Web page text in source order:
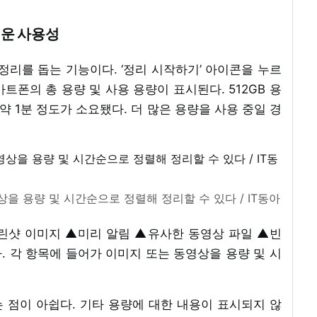
사용성
를 돕는 기능이다. ‘정리 시작하기’ 아이콘을 누르
폰의 총 용량 및 사용 용량이 표시된다. 512GB 용
1분 정도가 소요됐다. 더 많은 용량을 사용 중일 경
용량 및 시간순으로 정렬해 정리할 수 있다 / IT동아
샷 이미지 ▲미리 알림 ▲유사한 동영상 파일 ▲빈
항목에 들어가 이미지 또는 동영상을 용량 및 시
이 아쉽다. 기타 용량에 대한 내용이 표시되지 않